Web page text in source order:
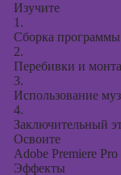
Изучите
1.
Сборка
2.
Перебивки и
3.
Использование
4.
Заключительный
Освоите
Adobe Premiere Pro
Эффекты